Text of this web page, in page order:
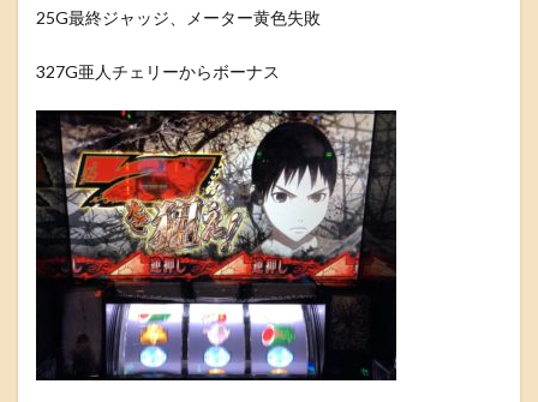
25G最終ジャッジ、メーター黄色失敗
327G亜人チェリーからボーナス